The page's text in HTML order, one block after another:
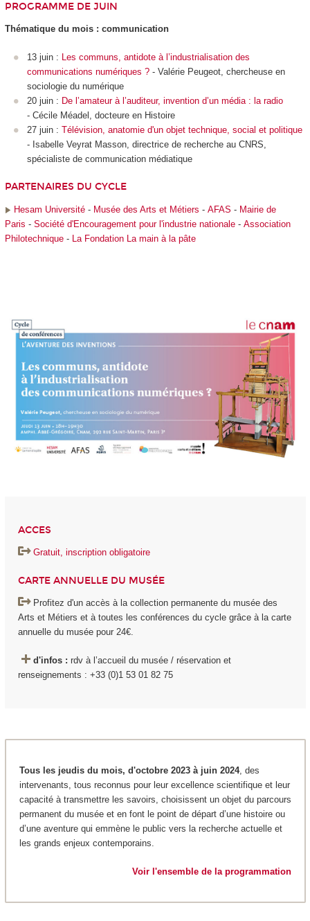
PROGRAMME DE JUIN
Thématique du mois : communication
13 juin :
Les communs, antidote à l’industrialisation des
communications numériques ? - Valérie Peugeot, chercheuse en
sociologie du numérique
20 juin : De l’amateur à l’auditeur, invention d’un média : la radio
- Cécile Méadel, docteure en Histoire
27 juin : Télévision, anatomie d'un objet technique, social et politique
- Isabelle Veyrat Masson, directrice de recherche au CNRS,
spécialiste de communication médiatique
PARTENAIRES DU CYCLE
Hesam Université- Musée des Arts et Métiers - AFAS - Mairie de
Paris - Société d'Encouragement pour l'industrie nationale- Association
Philotechnique- La Fondation La main à la pâte
ACCES
Gratuit, inscription obligatoire
CARTE ANNUELLE DU MUSÉE
Profitez d'un accès à la collection permanente du musée des
Arts et Métiers et à toutes les conférences du cycle grâce à la carte
annuelle du musée pour 24€.
d'infos : rdv à l’accueil du musée / réservation et
renseignements : +33 (0)1 53 01 82 75
Tous les jeudis du mois, d'octobre 2023 à juin 2024, des
intervenants, tous reconnus pour leur excellence scientifique et leur
capacité à transmettre les savoirs, choisissent un objet du parcours
permanent du musée et en font le point de départ d’une histoire ou
d’une aventure qui emmène le public vers la recherche actuelle et
les grands enjeux contemporains.
Voir l'ensemble de la programmation